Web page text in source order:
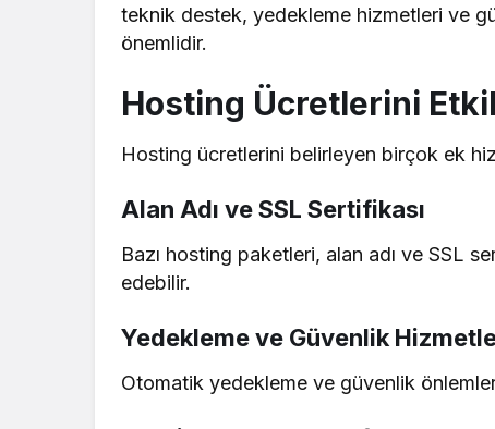
teknik destek, yedekleme hizmetleri ve
önemlidir.
Hosting Ücretlerini
Hosting ücretlerini belirleyen birçok ek
Alan Adı ve SSL Sertifikası
Bazı hosting paketleri, alan adı ve SSL
edebilir.
Yedekleme ve Güvenlik
Otomatik yedekleme ve güvenlik